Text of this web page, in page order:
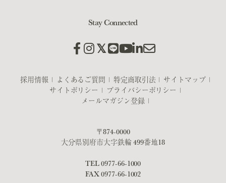
Stay Connected
採用情報 よくあるご質問 特定商取引法
サイトマップ
サイトポリシー
プライバシーポリシー
メールマガジン登録
〒874-0000
大分県別府市大字鉄輪 499番地18
TEL0977-66-1000
FAX 0977-66-1002